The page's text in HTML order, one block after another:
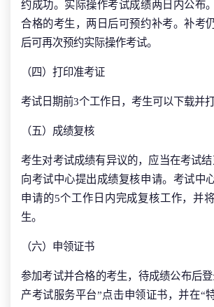
约成功。实际操作考试成绩两日内公布
合格的考生，两日后可预约补考。补考
后可再次预约实际操作考试。
（四）打印准考证
考试日期前3个工作日，考生可以下载并打
（五）成绩复核
考生对考试成绩有异议的，应当在考试
向考试中心提出成绩复核申请。考试中
申请的5个工作日内完成复核工作，并
生。
（六）申领证书
参加考试并合格的考生，待成绩公布后
产考试服务平台”点击申领证书，并在“